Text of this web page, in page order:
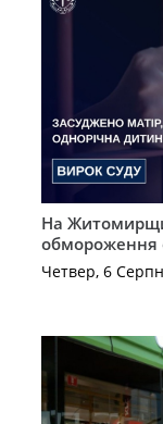
На
обмороження
Четвер, 6